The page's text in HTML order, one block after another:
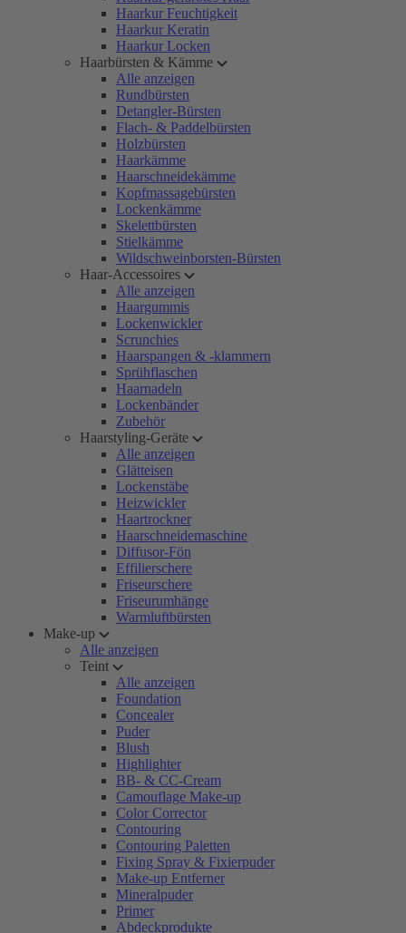
Haarkur Feuchtigkeit
Haarkur Keratin
Haarkur Locken
Haarbürsten & Kämme
Alle anzeigen
Rundbürsten
Detangler-Bürsten
Flach- & Paddelbürsten
Holzbürsten
Haarkämme
Haarschneidekämme
Kopfmassagebürsten
Lockenkämme
Skelettbürsten
Stielkämme
Wildschweinborsten-Bürsten
Haar-Accessoires
Alle anzeigen
Haargummis
Lockenwickler
Scrunchies
Haarspangen & -klammern
Sprühflaschen
Haarnadeln
Lockenbänder
Zubehör
Haarstyling-Geräte
Alle anzeigen
Glätteisen
Lockenstäbe
Heizwickler
Haartrockner
Haarschneidemaschine
Diffusor-Fön
Effilierschere
Friseurschere
Friseurumhänge
Warmluftbürsten
Make-up
Alle anzeigen
Teint
Alle anzeigen
Foundation
Concealer
Puder
Blush
Highlighter
BB- & CC-Cream
Camouflage Make-up
Color Corrector
Contouring
Contouring Paletten
Fixing Spray & Fixierpuder
Make-up Entferner
Mineralpuder
Primer
Abdeckprodukte